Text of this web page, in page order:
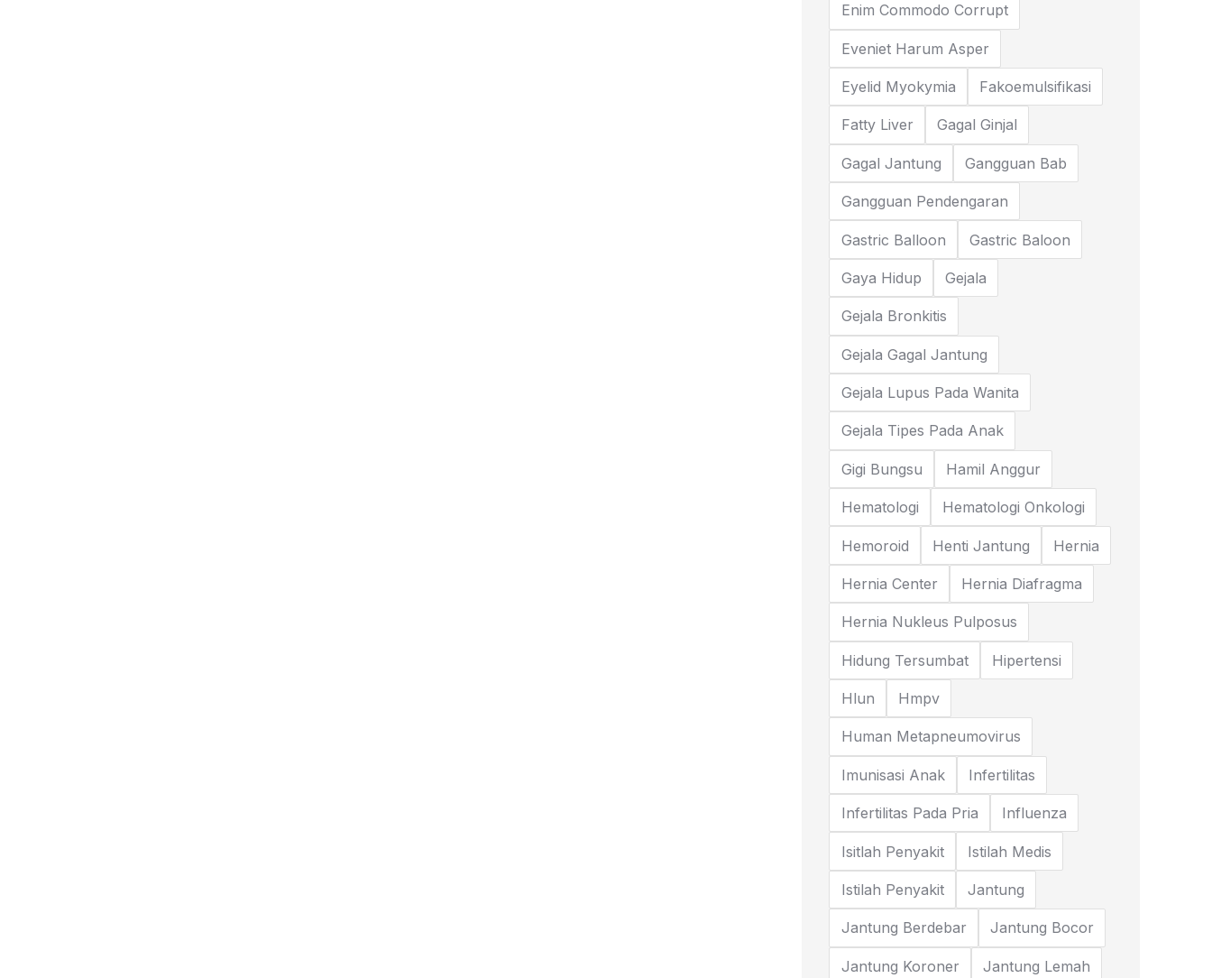
Enim Commodo Corrupt
Eveniet Harum Asper
Eyelid Myokymia Fakoemulsifikasi
Fatty Liver Gagal Ginjal
Gagal Jantung Gangguan Bab
Gangguan Pendengaran
Gastric Balloon Gastric Baloon
Gaya Hidup Gejala
Gejala Bronkitis
Gejala Gagal Jantung
Gejala Lupus Pada Wanita
Gejala Tipes Pada Anak
Gigi Bungsu Hamil Anggur
Hematologi Hematologi Onkologi
Hemoroid Henti Jantung Hernia
Hernia Center Hernia Diafragma
Hernia Nukleus Pulposus
Hidung Tersumbat Hipertensi
Hlun Hmpv
Human Metapneumovirus
Imunisasi Anak Infertilitas
Infertilitas Pada Pria Influenza
Isitlah Penyakit Istilah Medis
Istilah Penyakit Jantung
Jantung Berdebar Jantung Bocor
Jantung Koroner Jantung Lemah